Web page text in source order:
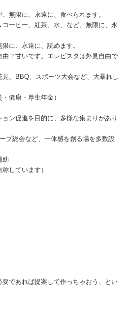
無限に、永遠に、食べられます。
ーヒー、紅茶、水、など、無限に、永
に、永遠に、読めます。
？甘いです。エレビスタは外見自由で
、BBQ、スポーツ大会など、大暴れし
健康・厚生年金）
ョン促進を目的に、多様な集まりがあり
プ総会など、一体感を創る場を多数設
助
しています）
であれば提案して作っちゃおう、とい